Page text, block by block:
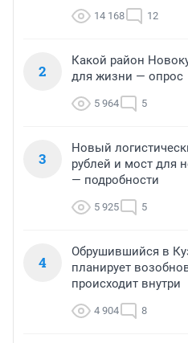
14 168 12
2
Какой район
для жизни — опрос
5 964 5
3
Новый
рублей и мост для
— подробности
5 925 5
4
Обрушившийся в
планирует
происходит внутри
4 904 8